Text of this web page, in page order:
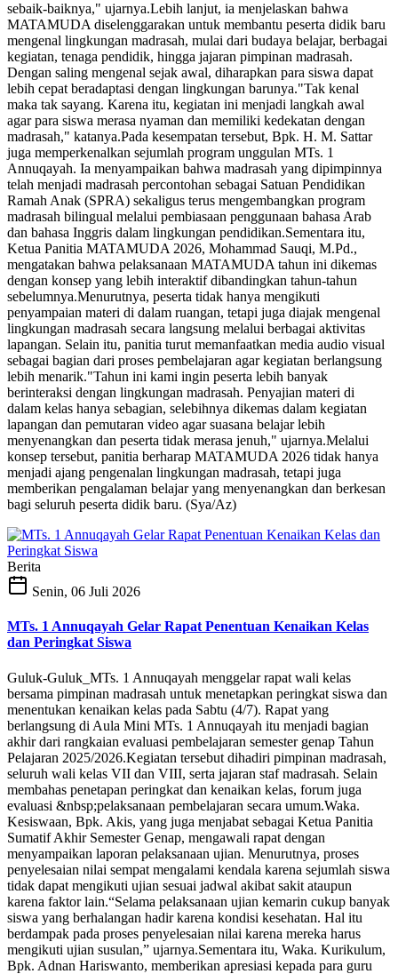
sebaik-baiknya," ujarnya.Lebih lanjut, ia menjelaskan bahwa
MATAMUDA diselenggarakan untuk membantu peserta didik baru
mengenal lingkungan madrasah, mulai dari budaya belajar, berbagai
kegiatan, tenaga pendidik, hingga jajaran pimpinan madrasah.
Dengan saling mengenal sejak awal, diharapkan para siswa dapat
lebih cepat beradaptasi dengan lingkungan barunya."Tak kenal
maka tak sayang. Karena itu, kegiatan ini menjadi langkah awal
agar para siswa merasa nyaman dan memiliki kedekatan dengan
madrasah," katanya.Pada kesempatan tersebut, Bpk. H. M. Sattar
juga memperkenalkan sejumlah program unggulan MTs. 1
Annuqayah. Ia menyampaikan bahwa madrasah yang dipimpinnya
telah menjadi madrasah percontohan sebagai Satuan Pendidikan
Ramah Anak (SPRA) sekaligus terus mengembangkan program
madrasah bilingual melalui pembiasaan penggunaan bahasa Arab
dan bahasa Inggris dalam lingkungan pendidikan.Sementara itu,
Ketua Panitia MATAMUDA 2026, Mohammad Sauqi, M.Pd.,
mengatakan bahwa pelaksanaan MATAMUDA tahun ini dikemas
dengan konsep yang lebih interaktif dibandingkan tahun-tahun
sebelumnya.Menurutnya, peserta tidak hanya mengikuti
penyampaian materi di dalam ruangan, tetapi juga diajak mengenal
lingkungan madrasah secara langsung melalui berbagai aktivitas
lapangan. Selain itu, panitia turut memanfaatkan media audio visual
sebagai bagian dari proses pembelajaran agar kegiatan berlangsung
lebih menarik."Tahun ini kami ingin peserta lebih banyak
berinteraksi dengan lingkungan madrasah. Penyajian materi di
dalam kelas hanya sebagian, selebihnya dikemas dalam kegiatan
lapangan dan pemutaran video agar suasana belajar lebih
menyenangkan dan peserta tidak merasa jenuh," ujarnya.Melalui
konsep tersebut, panitia berharap MATAMUDA 2026 tidak hanya
menjadi ajang pengenalan lingkungan madrasah, tetapi juga
memberikan pengalaman belajar yang menyenangkan dan berkesan
bagi seluruh peserta didik baru. (Sya/Az)
Berita
Senin, 06 Juli 2026
MTs. 1 Annuqayah Gelar Rapat Penentuan Kenaikan Kelas
dan Peringkat Siswa
Guluk-Guluk_MTs. 1 Annuqayah menggelar rapat wali kelas
bersama pimpinan madrasah untuk menetapkan peringkat siswa dan
menentukan kenaikan kelas pada Sabtu (4/7). Rapat yang
berlangsung di Aula Mini MTs. 1 Annuqayah itu menjadi bagian
akhir dari rangkaian evaluasi pembelajaran semester genap Tahun
Pelajaran 2025/2026.Kegiatan tersebut dihadiri pimpinan madrasah,
seluruh wali kelas VII dan VIII, serta jajaran staf madrasah. Selain
membahas penetapan peringkat dan kenaikan kelas, forum juga
evaluasi &nbsp;pelaksanaan pembelajaran secara umum.Waka.
Kesiswaan, Bpk. Akis, yang juga menjabat sebagai Ketua Panitia
Sumatif Akhir Semester Genap, mengawali rapat dengan
menyampaikan laporan pelaksanaan ujian. Menurutnya, proses
penyelesaian nilai sempat mengalami kendala karena sejumlah siswa
tidak dapat mengikuti ujian sesuai jadwal akibat sakit ataupun
karena faktor lain.“Selama pelaksanaan ujian kemarin cukup banyak
siswa yang berhalangan hadir karena kondisi kesehatan. Hal itu
berdampak pada proses penyelesaian nilai karena mereka harus
mengikuti ujian susulan,” ujarnya.Sementara itu, Waka. Kurikulum,
Bpk. Adnan Hariswanto, memberikan apresiasi kepada para guru